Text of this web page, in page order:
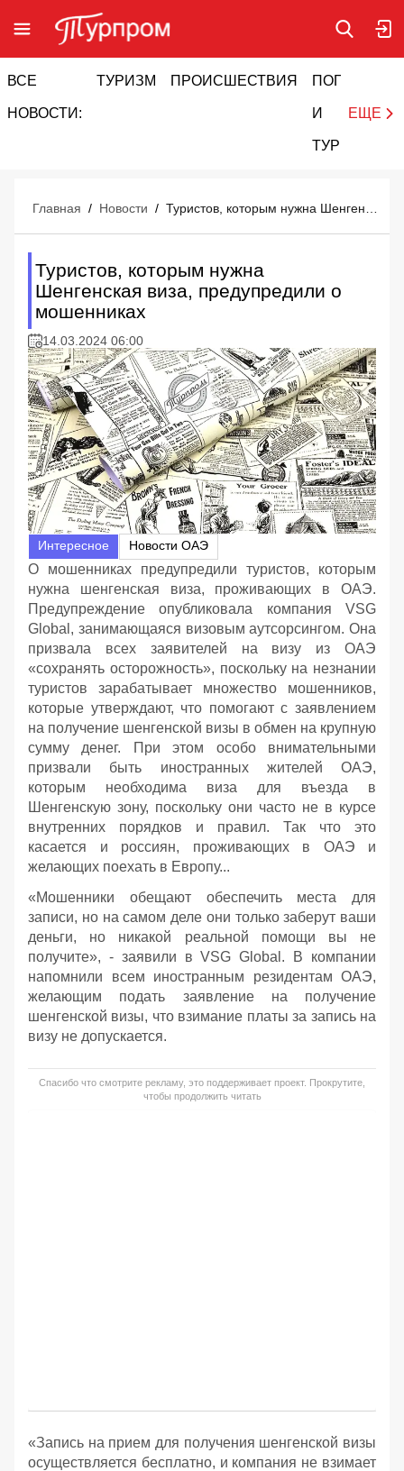
ВСЕ
НОВОСТИ:
ТУРИЗМ ПРОИСШЕСТВИЯ ПОГОДА
И
ТУРИЗМ
ЕЩЕ
Главная / Новости /
Туристов, которым нужна
Шенгенская виза, предупредили о
мошенниках
14.03.2024 06:00
Интересное Новости ОАЭ
О мошенниках предупредили туристов, которым
нужна шенгенская виза, проживающих в ОАЭ.
Предупреждение опубликовала компания VSG
Global, занимающаяся визовым аутсорсингом. Она
призвала всех заявителей на визу из ОАЭ
«сохранять осторожность», поскольку на незнании
туристов зарабатывает множество мошенников,
которые утверждают, что помогают с заявлением
на получение шенгенской визы в обмен на крупную
сумму денег. При этом особо внимательными
призвали быть иностранных жителей ОАЭ,
которым необходима виза для въезда в
Шенгенскую зону, поскольку они часто не в курсе
внутренних порядков и правил. Так что это
касается и россиян, проживающих в ОАЭ и
желающих поехать в Европу...
«Мошенники обещают обеспечить места для
записи, но на самом деле они только заберут ваши
деньги, но никакой реальной помощи вы не
получите», - заявили в VSG Global. В компании
напомнили всем иностранным резидентам ОАЭ,
желающим подать заявление на получение
шенгенской визы, что взимание платы за запись на
визу не допускается.
Спасибо что смотрите рекламу, это поддерживает проект. Прокрутите,
чтобы продолжить читать
«Запись на прием для получения шенгенской визы
осуществляется бесплатно, и компания не взимает